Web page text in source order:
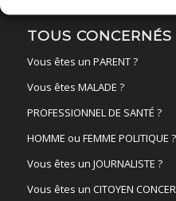
TOUS CONCERNÉS
Vous êtes un PARENT ?
Vous êtes MALADE ?
PROFESSIONNEL DE SANTÉ ?
HOMME ou FEMME POLITIQUE ?
Vous êtes un JOURNALISTE ?
Vous êtes un CITOYEN